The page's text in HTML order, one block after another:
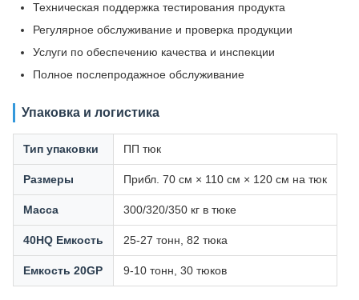
Техническая поддержка тестирования продукта
Регулярное обслуживание и проверка продукции
Услуги по обеспечению качества и инспекции
Полное послепродажное обслуживание
Упаковка и логистика
Тип упаковки ПП тюк
Размеры Прибл. 70 см × 110 см × 120 см на тюк
Масса 300/320/350 кг в тюке
40HQ Емкость 25-27 тонн, 82 тюка
Емкость 20GP 9-10 тонн, 30 тюков